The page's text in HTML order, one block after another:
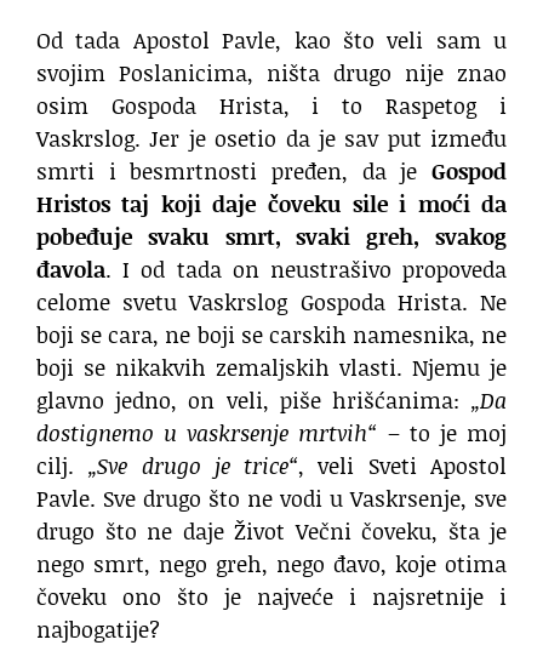
Od tada Apostol Pavle, kao što veli sam u
svojim Poslanicima, ništa drugo nije znao
osim Gospoda Hrista, i to Raspetog i
Vaskrslog. Jer je osetio da je sav put između
smrti i besmrtnosti pređen, da je Gospod
Hristos taj koji daje čoveku sile i moći da
pobeđuje svaku smrt, svaki greh, svakog
đavola. I od tada on neustrašivo propoveda
celome svetu Vaskrslog Gospoda Hrista. Ne
boji se cara, ne boji se carskih namesnika, ne
boji se nikakvih zemaljskih vlasti. Njemu je
glavno jedno, on veli, piše hrišćanima: „Da
dostignemo u vaskrsenje mrtvih“ – to je moj
cilj. „Sve drugo je trice“, veli Sveti Apostol
Pavle. Sve drugo što ne vodi u Vaskrsenje, sve
drugo što ne daje Život Večni čoveku, šta je
nego smrt, nego greh, nego đavo, koje otima
čoveku ono što je najveće i najsretnije i
najbogatije?